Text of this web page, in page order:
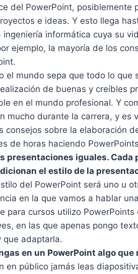
del PowerPoint,
e ideas. Y esto llega
ingeniería informática cuya su
ejemplo, la mayoría de los
el mundo sepa que todo lo que
de buenas y creíbles
en el mundo profesional. Y
mucho durante la carrera, y
consejos sobre la elaboración
de horas haciendo
presentaciones iguales.
el estilo de la
del PowerPoint será uno u
en la que vamos a hablar
para cursos utilizo
en las que apenas pongo
que adaptarla.
en un PowerPoint algo que
en público jamás leas